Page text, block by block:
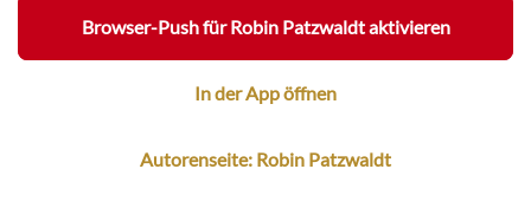
Browser-Push für Robin Patzwaldt aktivieren
In der App öffnen
Autorenseite: Robin Patzwaldt